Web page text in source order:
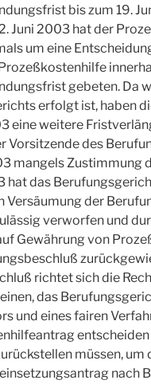
bis zum 19.
Juni 2003 hat der
um eine
gebeten. Da
erfolgt ist, haben
eine weitere
Vorsitzende des
mangels Zustimmung
hat das
Versäumung der
verworfen und
Gewährung von
richtet sich die
das
und eines fairen
müssen,
nach